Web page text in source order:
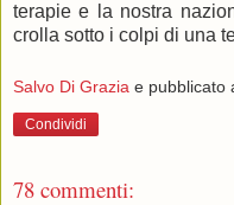
terapie e la nostra
crolla sotto i colpi di una
Salvo Di Grazia e pubblicato
Condividi
78 commenti: